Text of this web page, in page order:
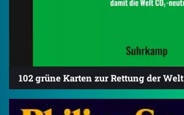
102 grüne Karten zur Rettung der Welt